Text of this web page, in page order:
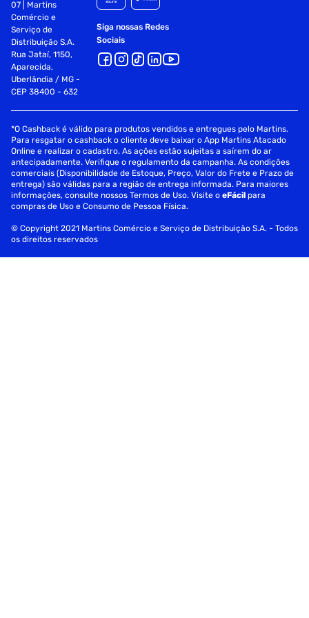
07 | Martins
Comércio e
Serviço de
Distribuição S.A.
Rua Jataí, 1150,
Aparecida,
Uberlândia / MG -
CEP 38400 - 632
Siga nossas Redes
Sociais
*O Cashback é válido para produtos vendidos e entregues pelo Martins.
Para resgatar o cashback o cliente deve baixar o App Martins Atacado
Online e realizar o cadastro. As ações estão sujeitas a saírem do ar
antecipadamente. Verifique o regulamento da campanha. As condições
comerciais (Disponibilidade de Estoque, Preço, Valor do Frete e Prazo de
entrega) são válidas para a região de entrega informada. Para maiores
informações, consulte nossos Termos de Uso. Visite oeFácil para
compras de Uso e Consumo de Pessoa Física.
© Copyright 2021 Martins Comércio e Serviço de Distribuição S.A. - Todos
os direitos reservados